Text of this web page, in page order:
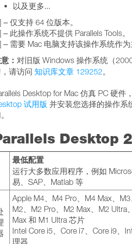
以及更多...
– 仅支持 64 位版本。
– 此操作系统不提供 Parallels Tools。
– 需要 Mac 电脑支持该操作系统作为
： 对旧版 Windows 操作系统（
请访问 知识库文章 129252。
Desktop for Mac 仿真 PC 硬
试用版 并安装您选择的操作系
Desktop
最低配置
运行大多数应用程序，例如
易、SAP、Matlab 等
Apple M4、M4 Pro、M4 Max、M3
M2、M2 Pro、M2 Max、M2 Ultra
Max 和 M1 Ultra 芯片
Intel Core i5、Core i7、Core i9、
理器